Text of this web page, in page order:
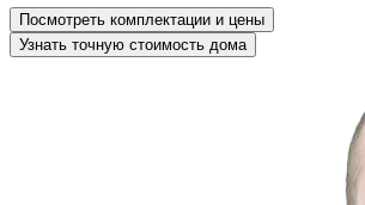
Посмотреть комплектации и цены
Узнать точную стоимость дома